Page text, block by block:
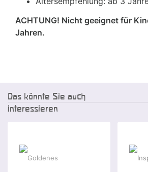
ACHTUNG! Nicht geeignet für
Jahren.
Das könnte Sie auch
interessieren